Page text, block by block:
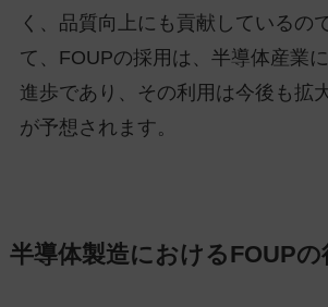
く、品質向上にも貢献しているの
て、FOUPの採用は、半導体産業
進歩であり、その利用は今後も拡
が予想されます。
半導体製造におけるFOUPの